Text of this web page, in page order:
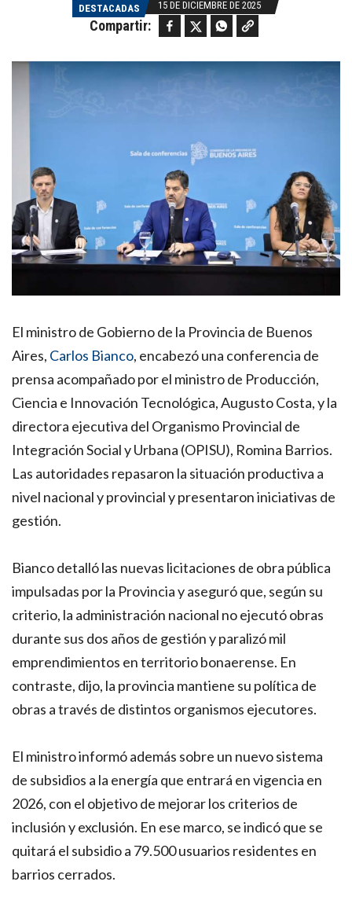
DESTACADAS 15 DE DICIEMBRE DE 2025
Compartir: Facebook Twitter WhatsApp Copy link
El ministro de Gobierno de la Provincia de Buenos
Aires, Carlos Bianco, encabezó una conferencia de
prensa acompañado por el ministro de Producción,
Ciencia e Innovación Tecnológica, Augusto Costa, y la
directora ejecutiva del Organismo Provincial de
Integración Social y Urbana (OPISU), Romina Barrios.
Las autoridades repasaron la situación productiva a
nivel nacional y provincial y presentaron iniciativas de
gestión.
Bianco detalló las nuevas licitaciones de obra pública
impulsadas por la Provincia y aseguró que, según su
criterio, la administración nacional no ejecutó obras
durante sus dos años de gestión y paralizó mil
emprendimientos en territorio bonaerense. En
contraste, dijo, la provincia mantiene su política de
obras a través de distintos organismos ejecutores.
El ministro informó además sobre un nuevo sistema
de subsidios a la energía que entrará en vigencia en
2026, con el objetivo de mejorar los criterios de
inclusión y exclusión. En ese marco, se indicó que se
quitará el subsidio a 79.500 usuarios residentes en
barrios cerrados.